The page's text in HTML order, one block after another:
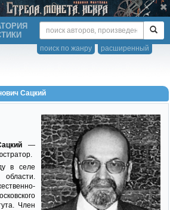
расширенный
поиск по жанру
Сацкий
—
в селе
Член